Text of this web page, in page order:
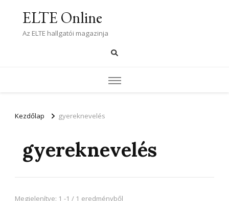
ELTE Online
Az ELTE hallgatói magazinja
Kezdőlap gyereknevelés
gyereknevelés
Megjelenítve: 1 -1 / 1 eredményből